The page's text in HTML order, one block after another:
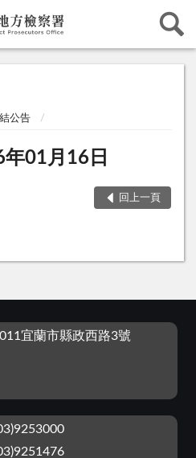
公告
01月16日
回上一頁
宜蘭市縣政西路3號